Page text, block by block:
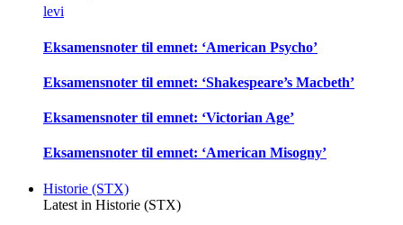
levi
Eksamensnoter til emnet: ‘American Psycho’
Eksamensnoter til emnet: ‘Shakespeare’s Macbeth’
Eksamensnoter til emnet: ‘Victorian Age’
Eksamensnoter til emnet: ‘American Misogny’
Historie (STX)
Latest in Historie (STX)